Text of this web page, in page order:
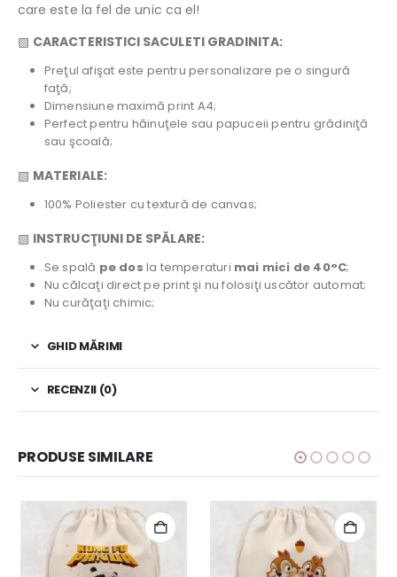
care este la fel de unic ca el!
▧ CARACTERISTICI SACULETI GRADINITA:
Preţul afişat este pentru personalizare pe o singură
faţă;
Dimensiune maximă print A4;
Perfect pentru hăinuţele sau papuceii pentru grădiniţă
sau şcoală;
▧ MATERIALE:
100% Poliester cu textură de canvas;
▧ INSTRUCŢIUNI DE SPĂLARE:
Se spală pe dos la temperaturi mai mici de 40°C;
Nu călcaţi direct pe print şi nu folosiţi uscător automat;
Nu curăţaţi chimic;
GHID MĂRIMI
RECENZII (0)
PRODUSE SIMILARE